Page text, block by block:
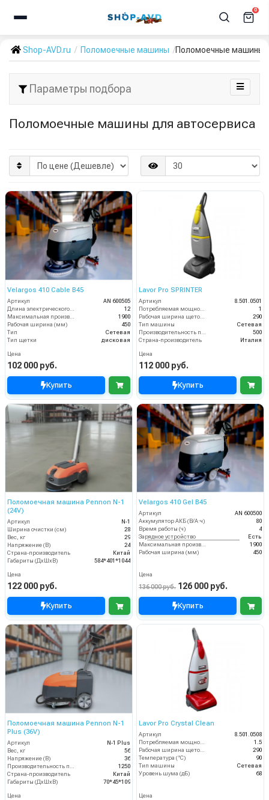
0
Shop-AVD.ru Поломоечные машины Поломоечные машины
Параметры подбора
Поломоечные машины для автосервиса
Velargos 410 Cable B45
Артикул
AN 600505
12
1900
Рабочая ширина (мм)
450
Тип
Сетевая
Тип щетки
дисковая
Цена
102 000 руб.
Купить
Lavor Pro SPRINTER
Артикул
8.501.0501
1
290
Тип машины
Сетевая
500
Страна-производитель
Италия
Цена
112 000 руб.
Купить
Поломоечная машина Pennon N-1
(24V)
Артикул
N-1
Ширина очистки (см)
28
Вес, кг
29
Напряжение (В)
24
Страна-производитель
Китай
Габариты (ДхШхВ)
584*401*1044
Цена
122 000 руб.
Купить
Velargos 410 Gel B45
Артикул
AN 600500
Аккумулятор АКБ (В/А·ч)
80
Время работы (ч)
4
Зарядное устройство
Есть
Максимальная производительность (кв.м/час)
1900
Рабочая ширина (мм)
450
Цена
136 000 руб. 126 000 руб.
Купить
Поломоечная машина Pennon N-1
Plus (36V)
Артикул
N-1 Plus
Вес, кг
56
Напряжение (В)
36
Производительность по площади (м2/ч)
1250
Страна-производитель
Китай
Габариты (ДхШхВ)
70*45*109
Цена
Lavor Pro Crystal Clean
Артикул
8.501.0508
Потребляемая мощность (кВт)
1.5
Рабочая ширина щеток (мм)
290
Температура (°C)
90
Тип машины
Сетевая
Уровень шума (дБ)
68
Цена